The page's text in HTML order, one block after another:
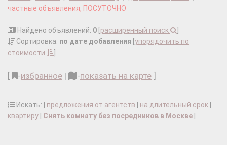
частные объявления, ПОСУТОЧНО
Найдено объявлений: 0 расширенный поиск
Сортировка: по дате добавления упорядочить по
стоимости
-избранное | -показать на карте
Искать: | предложения от агентств на длительный срок
квартиру
Снять комнату без посредников в Москве